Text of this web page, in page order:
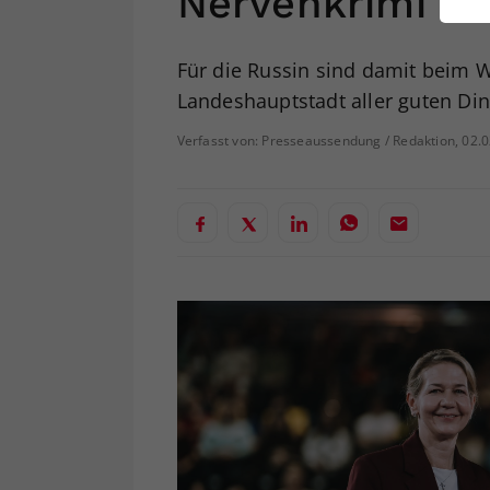
Für die Russin sind damit beim
Landeshauptstadt aller guten
Verfasst von: Presseaussendung / Redaktion,